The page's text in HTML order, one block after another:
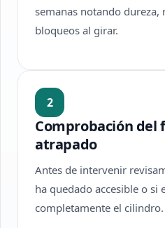
semanas notando dureza,
bloqueos al girar.
2
Comprobación del
atrapado
Antes de intervenir
ha quedado accesible o si
completamente el cilindro.